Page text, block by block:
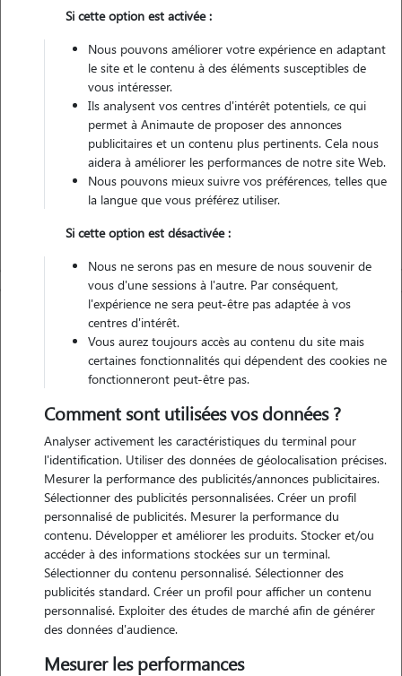
Non véhiculé
Contacter
L'envoi d'une demande est sans engagement
Motivation
depuis que je suis enfant j'ai toujours eu la passion des animaux je
fais preuves de patience au quotidien et j'ai moi même des animaux à
la maison. je me présente audrey femme de 39 ans et aussi maman
d'une ado de 13 ans
Expérience
j'ai toujours eu des animaux dans ma vie (chiens,chats, cochons
Si cette option est activée :
Nous pouvons améliorer votre expérience en adaptant
le site et le contenu à des éléments susceptibles de
vous intéresser.
Ils analysent vos centres d'intérêt potentiels, ce qui
permet à Animaute de proposer des annonces
publicitaires et un contenu plus pertinents. Cela nous
aidera à améliorer les performances de notre site Web.
Nous pouvons mieux suivre vos préférences, telles que
la langue que vous préférez utiliser.
Si cette option est désactivée :
Nous ne serons pas en mesure de nous souvenir de
vous d'une sessions à l'autre. Par conséquent,
l'expérience ne sera peut-être pas adaptée à vos
centres d'intérêt.
Vous aurez toujours accès au contenu du site mais
certaines fonctionnalités qui dépendent des cookies ne
fonctionneront peut-être pas.
Comment sont utilisées vos données ?
Analyser activement les caractéristiques du terminal pour
l'identification. Utiliser des données de géolocalisation précises.
Mesurer la performance des publicités/annonces publicitaires.
Sélectionner des publicités personnalisées. Créer un profil
personnalisé de publicités. Mesurer la performance du
contenu. Développer et améliorer les produits. Stocker et/ou
accéder à des informations stockées sur un terminal.
Sélectionner du contenu personnalisé. Sélectionner des
publicités standard. Créer un profil pour afficher un contenu
personnalisé. Exploiter des études de marché afin de générer
des données d'audience.
Mesurer les performances